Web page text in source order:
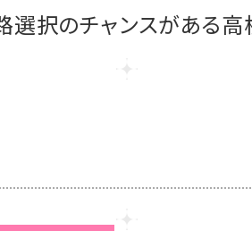
選択のチャンスがある高